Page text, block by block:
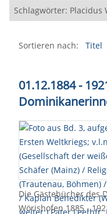
Schlagwörter: Placidus
Sortieren nach: Titel
01.12.1884 -
Die Gästebücher des
Wörishofen 1885 -